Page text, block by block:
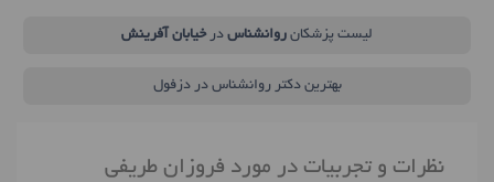
لیست پزشکان روانشناس در خیابان آفرینش
بهترین دکتر روانشناس در دزفول
نظرات و تجربیات در مورد فروزان طریفی